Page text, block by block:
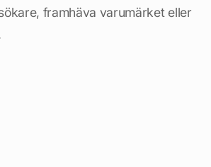
framhäva varumärket eller